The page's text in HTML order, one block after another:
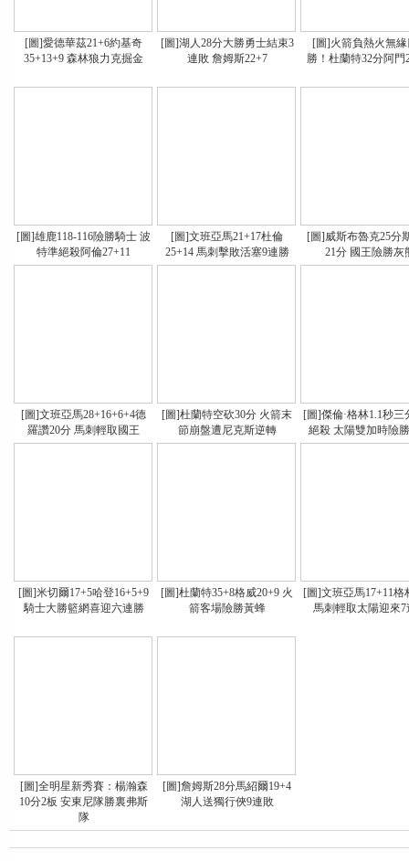
[圖]愛德華茲21+6約基奇
35+13+9 森林狼力克掘金
[圖]湖人28分大勝勇士結束3
連敗 詹姆斯22+7
[圖]火箭負熱火無
勝！杜蘭特32分阿門
[圖]雄鹿118-116險勝騎士 波
特準絕殺阿倫27+11
[圖]文班亞馬21+17杜倫
25+14 馬刺擊敗活塞9連勝
[圖]威斯布魯克25分
21分 國王險勝灰
[圖]文班亞馬28+16+6+4德
羅讚20分 馬刺輕取國王
[圖]杜蘭特空砍30分 火箭末
節崩盤遭尼克斯逆轉
[圖]傑倫·格林1.1秒三
絕殺 太陽雙加時險
[圖]米切爾17+5哈登16+5+9
騎士大勝籃網喜迎六連勝
[圖]杜蘭特35+8格威20+9 火
箭客場險勝黃蜂
[圖]文班亞馬17+11格
馬刺輕取太陽迎來7
[圖]全明星新秀賽：楊瀚森
10分2板 安東尼隊勝裏弗斯
隊
[圖]詹姆斯28分馬紹爾19+4
湖人送獨行俠9連敗